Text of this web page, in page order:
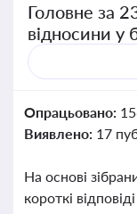
Головне за
відносини у
Опрацьовано:
Виявлено: 17
На основі
короткі